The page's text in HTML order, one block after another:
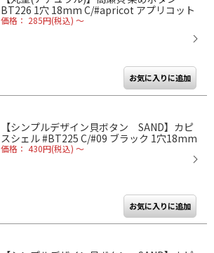
BT226 1穴 18mm C/#apricot アプリコット
価格： 285円(税込) ～
【シンプルデザイン貝ボタン SAND】カピ
スシェル #BT225 C/#09 ブラック 1穴18mm
価格： 430円(税込) ～